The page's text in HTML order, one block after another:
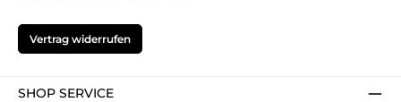
Vertrag widerrufen
SHOP SERVICE